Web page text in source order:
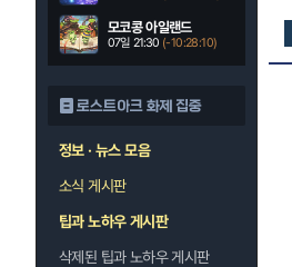
모코콩 아일랜드
07일 21:30 (-10:28:09)
로스트아크 화제 집중
정보 · 뉴스 모음
소식 게시판
팁과 노하우 게시판
삭제된 팁과 노하우 게시판